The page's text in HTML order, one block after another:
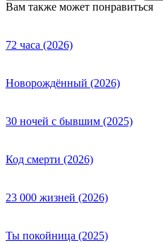
Вам также может понравиться
72 часа (2026)
Новорождённый (2026)
30 ночей с бывшим (2025)
Код смерти (2026)
23 000 жизней (2026)
Ты покойница (2025)